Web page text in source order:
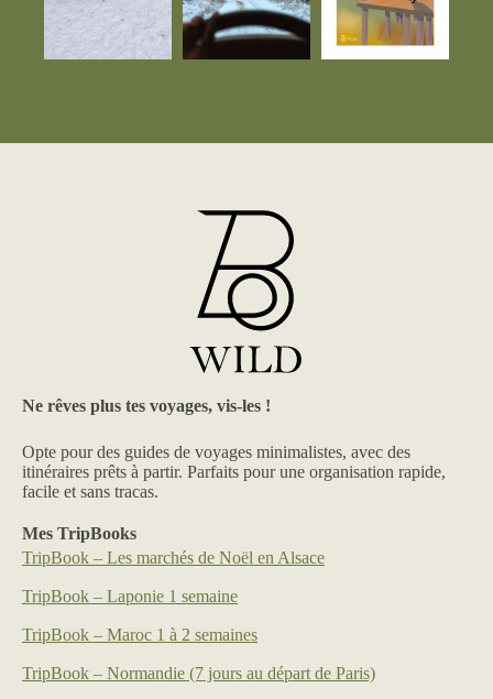
Ne rêves plus tes voyages, vis-les !
Opte pour des guides de voyages minimalistes, avec des
itinéraires prêts à partir. Parfaits pour une organisation rapide,
facile et sans tracas.
Mes TripBooks
TripBook – Les marchés de Noël en Alsace
TripBook – Laponie 1 semaine
TripBook – Maroc 1 à 2 semaines
TripBook – Normandie (7 jours au départ de Paris)